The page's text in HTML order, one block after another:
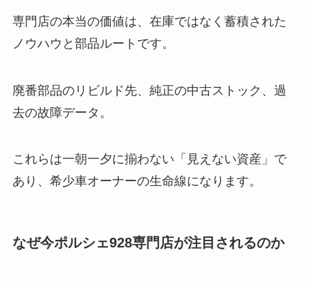
専門店の本当の価値は、在庫ではなく蓄積された
ノウハウと部品ルートです。
廃番部品のリビルド先、純正の中古ストック、過
去の故障データ。
これらは一朝一夕に揃わない「見えない資産」で
あり、希少車オーナーの生命線になります。
なぜ今ポルシェ928専門店が注目されるのか